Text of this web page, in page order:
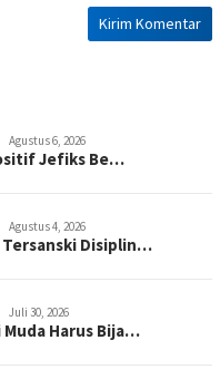
Agustus 6, 2026
Jefiks Be…
Agustus 4, 2026
Tersanski Disiplin…
Juli 30, 2026
Muda Harus Bija…